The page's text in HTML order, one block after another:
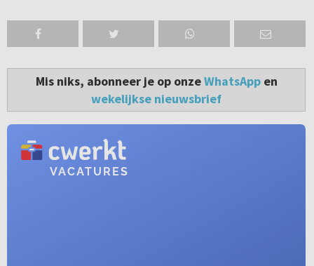
Mis niks, abonneer je op onzeWhatsAppen
wekelijkse nieuwsbrief